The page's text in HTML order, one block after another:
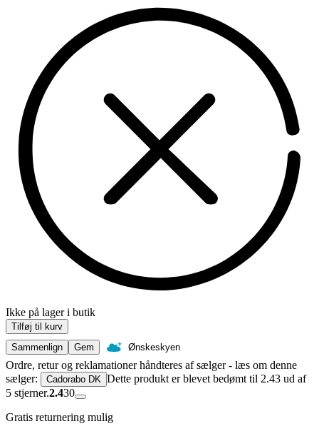
Ikke på lager i butik
Tilføj til kurv
Sammenlign
Gem Ønskeskyen
Ordre, retur og reklamationer håndteres af sælger - læs om denne
sælger:
Cadorabo DK Dette produkt er blevet bedømt til 2.43 ud af
5 stjerner.2.430
Gratis returnering mulig